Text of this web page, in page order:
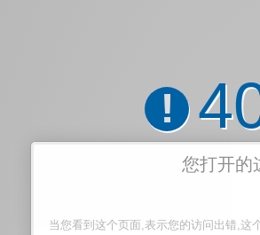
!
您打开的
当您看到这个页面,表示您的访问出错,这